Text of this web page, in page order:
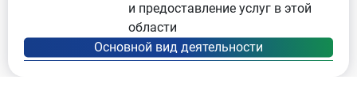
и предоставление услуг в этой
области